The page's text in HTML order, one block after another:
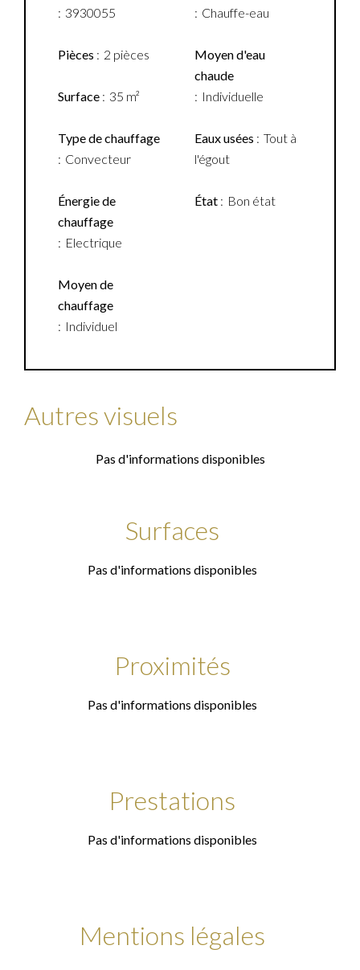
3930055
Pièces 2 pièces
Surface 35 m²
Type de chauffage
Convecteur
Énergie de
chauffage
Electrique
Moyen de
chauffage
Individuel
Chauffe-eau
Moyen d'eau
chaude
Individuelle
Eaux usées
Tout à
l'égout
État Bon état
Autres visuels
Pas d'informations disponibles
Surfaces
Pas d'informations disponibles
Proximités
Pas d'informations disponibles
Prestations
Pas d'informations disponibles
Mentions légales